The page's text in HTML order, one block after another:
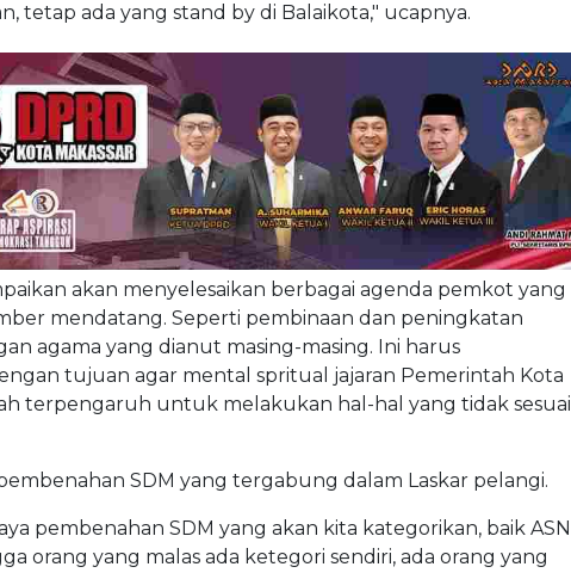
tetap ada yang stand by di Balaikota," ucapnya.
akan menyelesaikan berbagai agenda pemkot yang
mendatang. Seperti pembinaan dan peningkatan
agama yang dianut masing-masing. Ini harus
tujuan agar mental spritual jajaran Pemerintah Kota
terpengaruh untuk melakukan hal-hal yang tidak sesuai
SDM yang tergabung dalam Laskar pelangi.
pembenahan SDM yang akan kita kategorikan, baik ASN
orang yang malas ada ketegori sendiri, ada orang yang